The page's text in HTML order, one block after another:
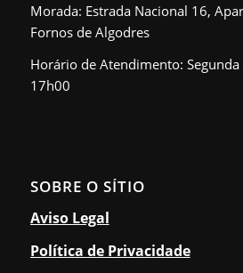
Morada: Estrada Nacional 16,
Fornos de Algodres
Horário de Atendimento: Segunda
17h00
SOBRE O SÍTIO
Aviso Legal
Política de Privacidade